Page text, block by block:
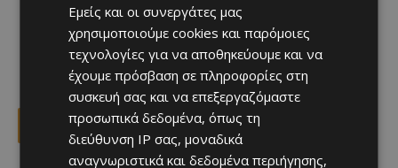
Facebook X Viber
Εμείς και οι συνεργάτες μας
χρησιμοποιούμε cookies και παρόμοιες
τεχνολογίες για να αποθηκεύουμε και να
έχουμε πρόσβαση σε πληροφορίες στη
συσκευή σας και να επεξεργαζόμαστε
προσωπικά δεδομένα, όπως τη
διεύθυνση IP σας, μοναδικά
αναγνωριστικά και δεδομένα περιήγησης,